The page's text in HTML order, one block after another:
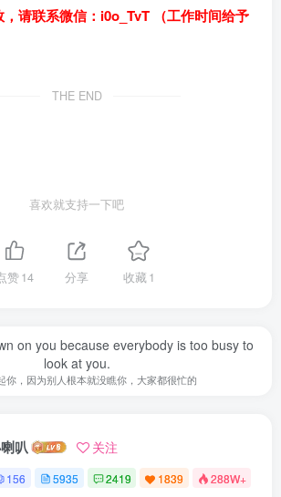
请联系微信：i0o_TvT （工作时间给予
THE END
喜欢就支持一下吧
赞14 分享 收藏1
on you because everybody is too busy to
look at you.
你，因为别人根本就没瞧你，大家都很忙的
叭 关注
156 5935 2419 1839 288W+